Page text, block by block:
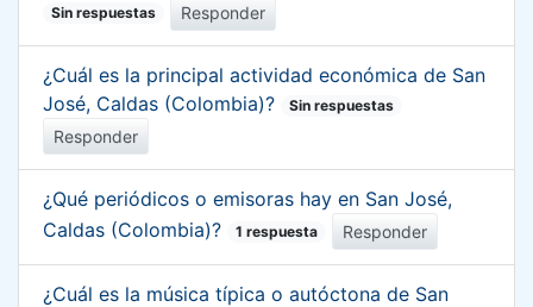
Sin respuestas Responder
¿Cuál es la principal actividad económica de San
José, Caldas (Colombia)?
Sin respuestas
Responder
¿Qué periódicos o emisoras hay en San José,
Caldas (Colombia)?
1 respuesta Responder
¿Cuál es la música típica o autóctona de San